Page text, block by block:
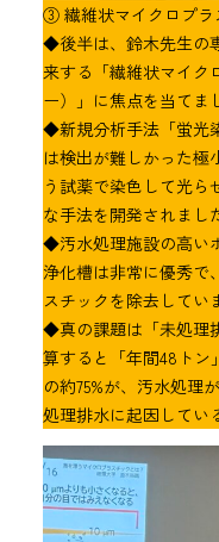
③ 繊維状マイクロプラ
◆後半は、鈴木先生の
来する「繊維状マイク
ー）」に焦点を当てま
◆新規分析手法「蛍光
は検出が難しかった極
う試薬で染色して光ら
な手法を開発されまし
◆汚水処理施設の高い
浄化槽は非常に優秀で
スチックを除去してい
◆真の課題は「未処理
算すると「年間48トン
の約75%が、汚水処理
処理排水に起因してい